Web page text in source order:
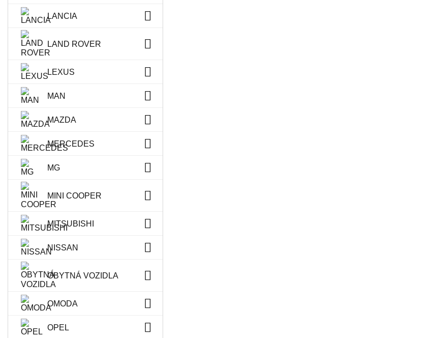
LANCIA
LAND ROVER
LEXUS
MAN
MAZDA
MERCEDES
MG
MINI COOPER
MITSUBISHI
NISSAN
OBYTNÁ VOZIDLA
OMODA
OPEL